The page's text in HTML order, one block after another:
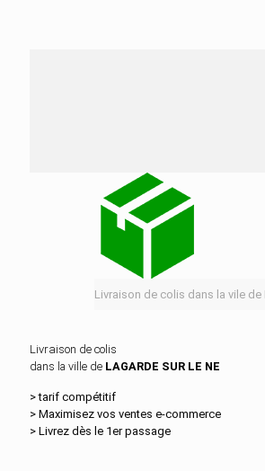
Livraison de colis dans la vile de
Livraison de colis
dans la ville de LAGARDE SUR LE NE
> tarif compétitif
> Maximisez vos ventes e‑commerce
> Livrez dès le 1er passage